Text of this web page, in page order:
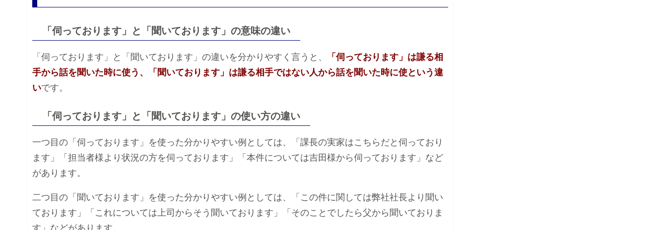
「伺っております」と「聞いております」の意味の違い
「伺っております」と「聞いております」の違いを分かりやすく言うと、
「伺っております」は謙る相
手から話を聞いた時に使う、「聞いております」は謙る相手ではない人から話を聞いた時に使という違
いです。
「伺っております」と「聞いております」の使い方の違い
一つ目の「伺っております」を使った分かりやすい例としては、「課長の実家はこちらだと伺っており
ます」「担当者様より状況の方を伺っております」「本件については吉田様から伺っております」など
があります。
二つ目の「聞いております」を使った分かりやすい例としては、「この件に関しては弊社社長より聞い
ております」「これについては上司からそう聞いております」「そのことでしたら父から聞いておりま
す」などがあります。